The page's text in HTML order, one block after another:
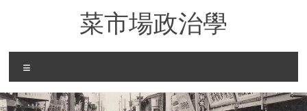
菜市場政治學